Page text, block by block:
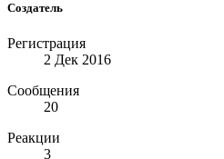
Создатель
Регистрация
2 Дек 2016
Сообщения
20
Реакции
3